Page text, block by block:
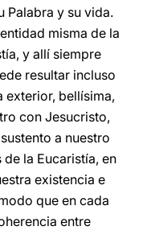
Palabra y su vida.
misma de la
y allí siempre
resultar incluso
exterior, bellísima,
con Jesucristo,
a nuestro
la Eucaristía, en
existencia e
que en cada
entre